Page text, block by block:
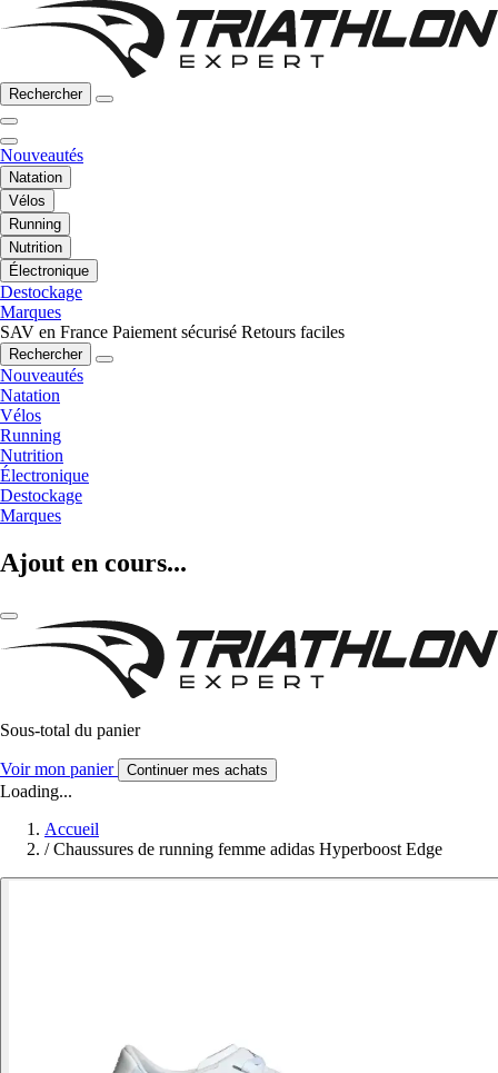
Rechercher
Nouveautés
Natation
Vélos
Running
Nutrition
Électronique
Destockage
Marques
SAV en France Paiement sécurisé Retours faciles
Rechercher
Nouveautés
Natation
Vélos
Running
Nutrition
Électronique
Destockage
Marques
Ajout en cours...
Sous-total du panier
Voir mon panier Continuer mes achats
Loading...
Accueil
/ Chaussures de running femme adidas Hyperboost Edge